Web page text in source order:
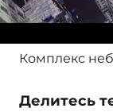
Комплекс
Делитесь